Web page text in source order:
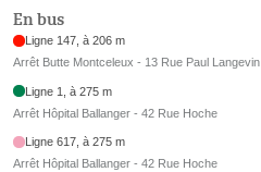
En bus
Ligne 147, à 206 m
Arrêt Butte Montceleux - 13 Rue Paul Langevin
Ligne 1, à 275 m
Arrêt Hôpital Ballanger - 42 Rue Hoche
Ligne 617, à 275 m
Arrêt Hôpital Ballanger - 42 Rue Hoche